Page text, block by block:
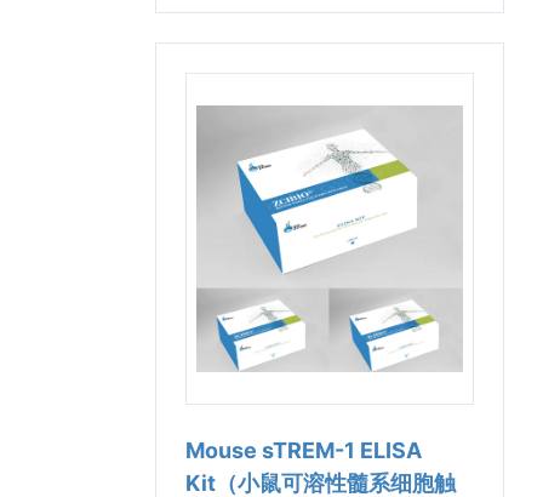
Mouse sTREM-1 ELISA
Kit（小鼠可溶性髓系细胞触